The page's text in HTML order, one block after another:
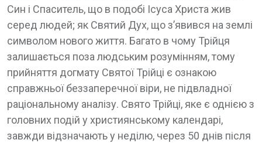
Син і Спаситель, що в подобі Ісуса Христа жив
серед людей; як Святий Дух, що з’явився на землі
символом нового життя. Багато в чому Трійця
залишається поза людським розумінням, тому
прийняття догмату Святої Трійці є ознакою
справжньої беззаперечної віри, не підвладної
раціональному аналізу. Свято Трійці, яке є однією з
головних подій у християнському календарі,
завжди відзначають у неділю, через 50 днів після